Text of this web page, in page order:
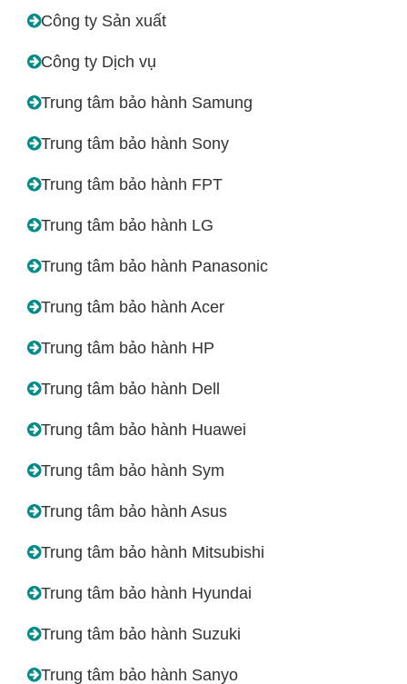
Công ty Sản xuất
Công ty Dịch vụ
Trung tâm bảo hành Samung
Trung tâm bảo hành Sony
Trung tâm bảo hành FPT
Trung tâm bảo hành LG
Trung tâm bảo hành Panasonic
Trung tâm bảo hành Acer
Trung tâm bảo hành HP
Trung tâm bảo hành Dell
Trung tâm bảo hành Huawei
Trung tâm bảo hành Sym
Trung tâm bảo hành Asus
Trung tâm bảo hành Mitsubishi
Trung tâm bảo hành Hyundai
Trung tâm bảo hành Suzuki
Trung tâm bảo hành Sanyo